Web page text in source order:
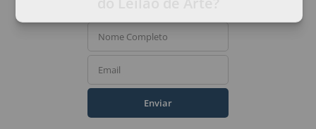
Nome Completo
Email
Enviar